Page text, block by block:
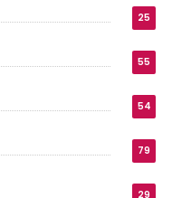
25
55
54
79
29